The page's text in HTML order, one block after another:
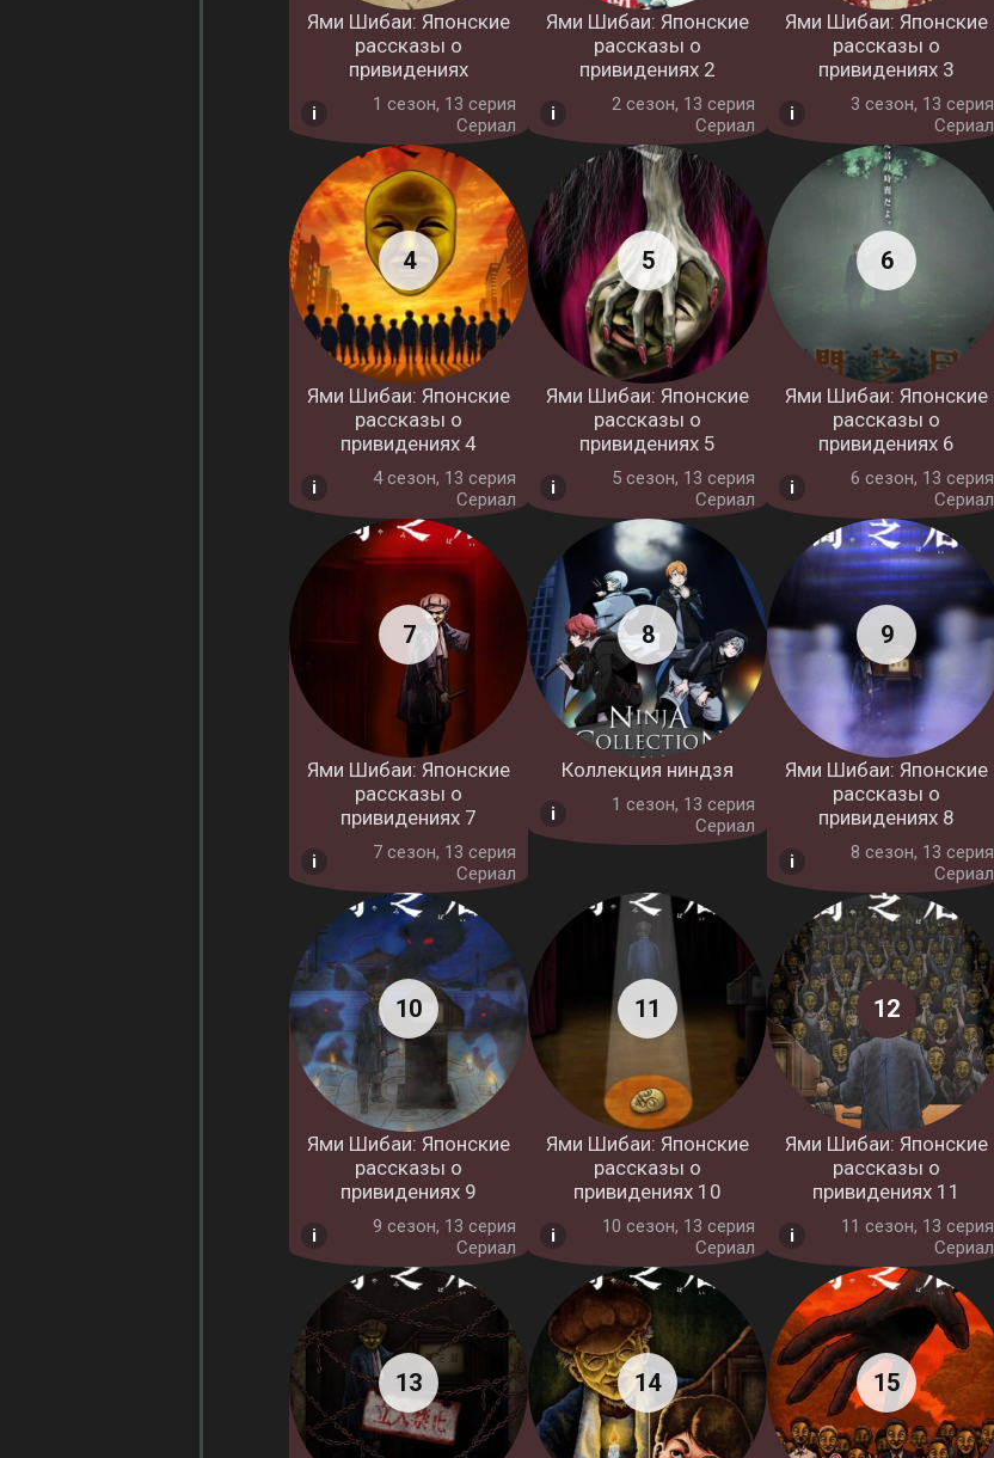
Ями Шибаи: Японские
рассказы о
привидениях
1 cезон, 13 серия
Сериал
Ями Шибаи: Японские
рассказы о
привидениях 2
2 cезон, 13 серия
Сериал
Ями Шибаи: Японские
рассказы о
привидениях 3
3 cезон, 13 серия
Сериал
Ями Шибаи: Японские
рассказы о
привидениях 4
4 cезон, 13 серия
Сериал
Ями Шибаи: Японские
рассказы о
привидениях 5
5 cезон, 13 серия
Сериал
Ями Шибаи: Японские
рассказы о
привидениях 6
6 cезон, 13 серия
Сериал
Ями Шибаи: Японские
рассказы о
привидениях 7
7 cезон, 13 серия
Сериал
Коллекция ниндзя
1 cезон, 13 серия
Сериал
Ями Шибаи: Японские
рассказы о
привидениях 8
8 cезон, 13 серия
Сериал
Ями Шибаи: Японские
рассказы о
привидениях 9
9 cезон, 13 серия
Сериал
Ями Шибаи: Японские
рассказы о
привидениях 10
10 cезон, 13 серия
Сериал
Ями Шибаи: Японские
рассказы о
привидениях 11
11 cезон, 13 серия
Сериал